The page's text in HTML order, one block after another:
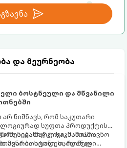
და მეურნეობა
ბოსტნეული და მწვანილი
ნიშნავს, რომ საკუთარი
სუფთა პროდუქტის
აივანიც კი საკმარისია
მინი-ბოსტანი, საიდანაც
მარტივი, სასიამოვნო
იცოდეთ, რომელი